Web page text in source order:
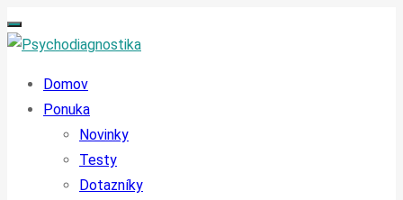
Domov
Ponuka
Novinky
Testy
Dotazníky